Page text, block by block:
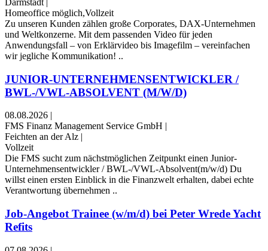
Darmstadt |
Homeoffice möglich,Vollzeit
Zu unseren Kunden zählen große Corporates, DAX-Unternehmen
und Weltkonzerne. Mit dem passenden Video für jeden
Anwendungsfall – von Erklärvideo bis Imagefilm – vereinfachen
wir jegliche Kommunikation! ..
JUNIOR-UNTERNEHMENS­ENTWICKLER /
BWL-/VWL-ABSOLVENT (M/W/D)
08.08.2026 |
FMS Finanz Management Service GmbH |
Feichten an der Alz |
Vollzeit
Die FMS sucht zum nächstmöglichen Zeitpunkt einen Junior-
Unternehmens­entwickler / BWL-/VWL-Absolvent(m/w/d) Du
willst einen ersten Einblick in die Finanzwelt erhalten, dabei echte
Verantwortung übernehmen ..
Job-Angebot Trainee (w/m/d) bei Peter Wrede Yacht
Refits